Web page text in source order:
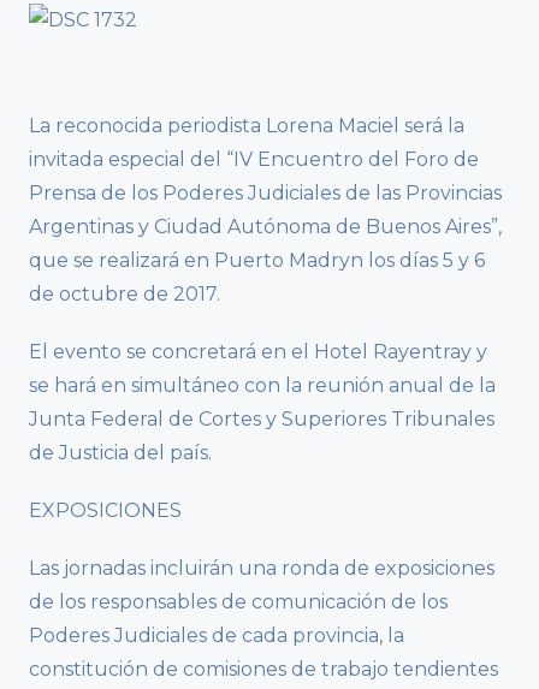
La reconocida periodista Lorena Maciel será la
invitada especial del “IV Encuentro del Foro de
Prensa de los Poderes Judiciales de las Provincias
Argentinas y Ciudad Autónoma de Buenos Aires”,
que se realizará en Puerto Madryn los días 5 y 6
de octubre de 2017.
El evento se concretará en el Hotel Rayentray y
se hará en simultáneo con la reunión anual de la
Junta Federal de Cortes y Superiores Tribunales
de Justicia del país.
EXPOSICIONES
Las jornadas incluirán una ronda de exposiciones
de los responsables de comunicación de los
Poderes Judiciales de cada provincia, la
constitución de comisiones de trabajo tendientes